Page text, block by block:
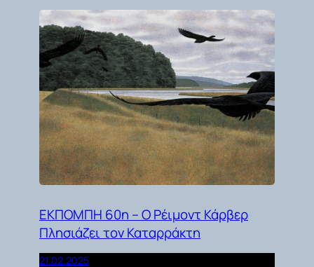
ΕΚΠΟΜΠΗ 60η – Ο Ρέιμοντ Κάρβερ
Πλησιάζει τον Καταρράκτη
21.02.2025